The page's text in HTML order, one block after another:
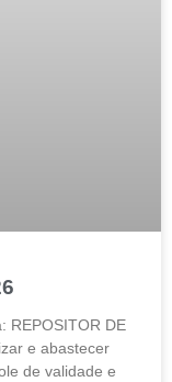
REPOSITOR DE
e abastecer
de validade e